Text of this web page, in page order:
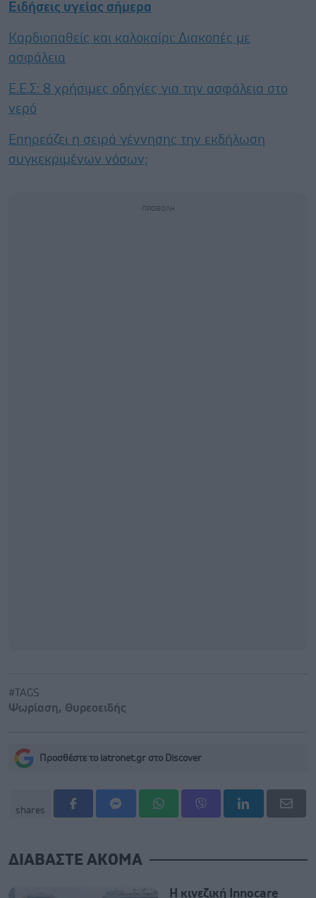
Ειδήσεις υγείας σήμερα
Καρδιοπαθείς και καλοκαίρι: Διακοπές με
ασφάλεια
Ε.E.Σ: 8 χρήσιμες οδηγίες για την ασφάλεια στο
νερό
Επηρεάζει η σειρά γέννησης την εκδήλωση
συγκεκριμένων νόσων;
#TAGS
Ψωρίαση, Θυρεοειδής
Προσθέστε το iatronet.gr στο Discover
shares
ΔΙΑΒΑΣΤΕ ΑΚΟΜΑ
Η κινεζική Innocare